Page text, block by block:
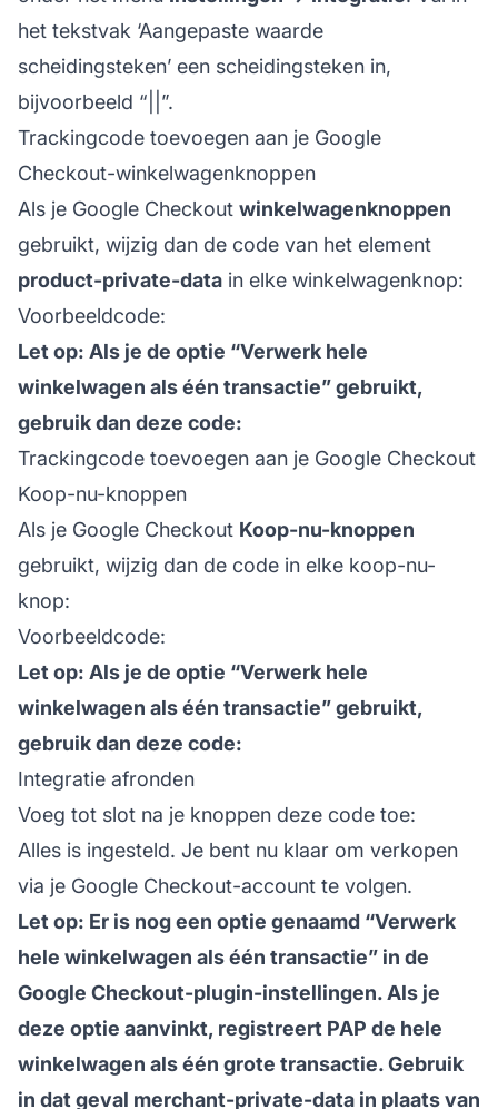
het tekstvak ‘Aangepaste waarde
scheidingsteken’ een scheidingsteken in,
bijvoorbeeld “||”.
Trackingcode toevoegen aan je Google
Checkout-winkelwagenknoppen
Als je Google Checkout winkelwagenknoppen
gebruikt, wijzig dan de code van het element
product-private-data in elke winkelwagenknop:
Voorbeeldcode:
Let op: Als je de optie “Verwerk hele
winkelwagen als één transactie” gebruikt,
gebruik dan deze code:
Trackingcode toevoegen aan je Google Checkout
Koop-nu-knoppen
Als je Google Checkout Koop-nu-knoppen
gebruikt, wijzig dan de code in elke koop-nu-
knop:
Voorbeeldcode:
Let op: Als je de optie “Verwerk hele
winkelwagen als één transactie” gebruikt,
gebruik dan deze code:
Integratie afronden
Voeg tot slot na je knoppen deze code toe:
Alles is ingesteld. Je bent nu klaar om verkopen
via je Google Checkout-account te volgen.
Let op: Er is nog een optie genaamd “Verwerk
hele winkelwagen als één transactie” in de
Google Checkout-plugin-instellingen. Als je
deze optie aanvinkt, registreert PAP de hele
winkelwagen als één grote transactie. Gebruik
in dat geval merchant-private-data in plaats van